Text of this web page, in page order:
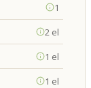
1
2 el
1 el
1 el